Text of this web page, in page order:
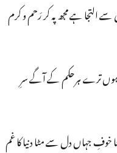
التجا ہے مجھ پہ کر رَحم و کرم
ترے ہرحکم کے آگے سرِ
خوفِ جہاں دل سے مٹا دنیا کا غم